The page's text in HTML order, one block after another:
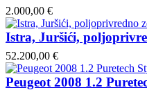
2.000,00 €
Istra, Juršići,
52.200,00 €
Peugeot 2008 1.2